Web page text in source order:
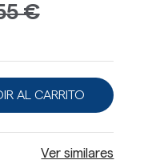
€
AL CARRITO
Ver similares